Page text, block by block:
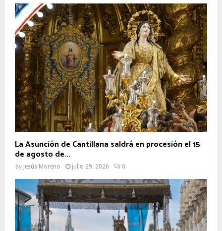
La Asunción de Cantillana saldrá en procesión el 15
de agosto de...
by Jesús Moreno julio 29, 2026 0